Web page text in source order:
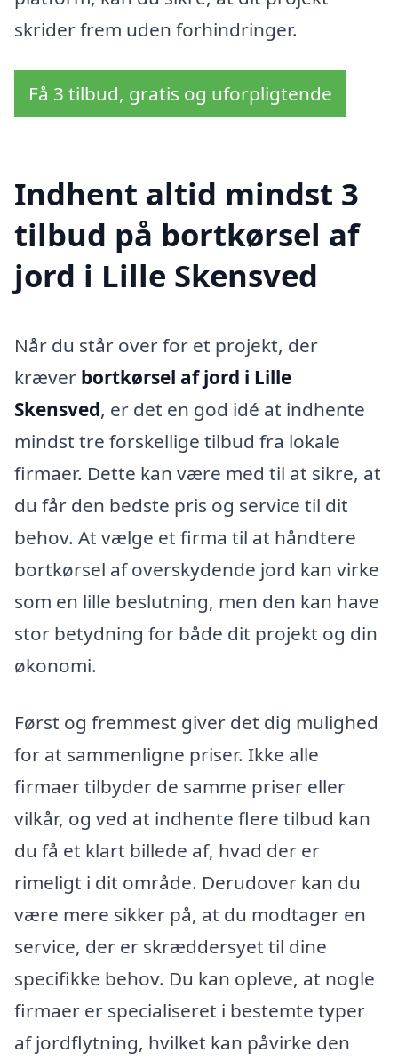
skrider frem uden forhindringer.
Få 3 tilbud, gratis og uforpligtende
Indhent altid mindst 3
tilbud på bortkørsel af
jord i Lille Skensved
Når du står over for et projekt, der
kræver bortkørsel af jord i Lille
Skensved, er det en god idé at indhente
mindst tre forskellige tilbud fra lokale
firmaer. Dette kan være med til at sikre, at
du får den bedste pris og service til dit
behov. At vælge et firma til at håndtere
bortkørsel af overskydende jord kan virke
som en lille beslutning, men den kan have
stor betydning for både dit projekt og din
økonomi.
Først og fremmest giver det dig mulighed
for at sammenligne priser. Ikke alle
firmaer tilbyder de samme priser eller
vilkår, og ved at indhente flere tilbud kan
du få et klart billede af, hvad der er
rimeligt i dit område. Derudover kan du
være mere sikker på, at du modtager en
service, der er skræddersyet til dine
specifikke behov. Du kan opleve, at nogle
firmaer er specialiseret i bestemte typer
af jordflytning, hvilket kan påvirke den